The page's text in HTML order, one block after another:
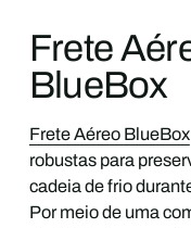
Frete
BlueBox
Frete Aéreo BlueBox
robustas para
cadeia de frio
Por meio de uma